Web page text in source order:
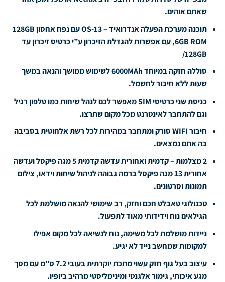
שאתם אוהים.
תוכנה מערכת הפעלה אנדרואיד – OS-13 עם נפח אחסון 128GB
6GB ROM, עם אפשרות להגדלת הזיכרון ע”י כרטיס זיכרון עד
128GB/
סוללה חזקה במיוחד 6000MAh לשימוש ממושך והנאה במשך
שעות ללא חיבור לחשמל.
כניסת שני כרטיסי SIM מאפשר לכם לנהל שיחות כמו טלפון רגיל
וגם להתחבר לאינטרנט מכל מקום שתרצו.
חיבור WIFI סורק ומתחבר במהירות לכל רשת אלחוטית בסביבה
בה אתם נמצאים.
2 מצלמות – קדמית ואחורית עדשה קדמית 5 מגה פיקסל ועדשה
אחורית 13 מגה פיקסל ברמה גבוהה לניהול שיחות וידאו, צילום
תמונות וסרטונים.
טכנולוגי טאבלט חכם וחזק, רב שימושי להנאה מושלמת לכל
הגילאים נוח וידידותי מאוד לתפעול.
ניידות מושלמת לכל משימה, נוח לנשיאה לכל מקום אפילו
למקומות שמחשב נייד לא יגיע.
עיצוב בעל גוף חזק עשוי מתכת יוקרתית בעובי 7.2 ס”מ עם מסך
מגע איכותי, גימור אלגנטי ומינימליסטי מרהיב ביופיו.